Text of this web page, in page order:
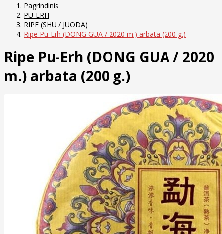
Pagrindinis
PU-ERH
RIPE (SHU / JUODA)
Ripe Pu-Erh (DONG GUA / 2020 m.) arbata (200 g.)
Ripe Pu-Erh (DONG GUA / 2020
m.) arbata (200 g.)